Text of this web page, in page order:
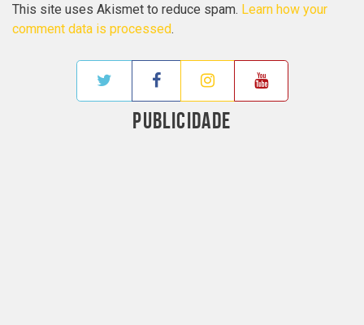
This site uses Akismet to reduce spam. Learn how your
comment data is processed.
PUBLICIDADE